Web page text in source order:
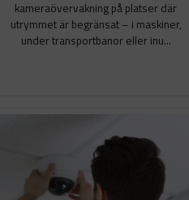
kameraövervakning på platser där
utrymmet är begränsat – i maskiner,
under transportbanor eller inu...